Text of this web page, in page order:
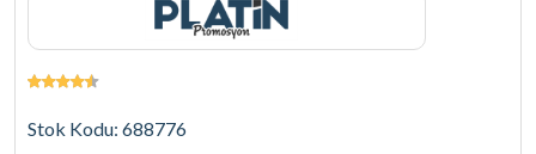
Stok Kodu: 688776